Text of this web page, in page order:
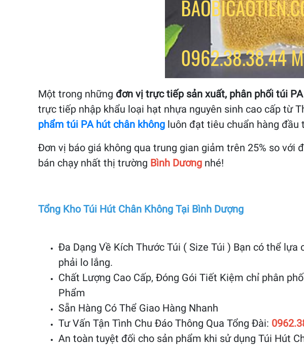
Một trong những đơn vị trực tiếp sản xuất, phân phối túi
trực tiếp nhập khẩu loại hạt nhựa nguyên sinh cao cấp từ
phẩm túi PA hút chân khôngluôn đạt tiêu chuẩn hàng đầu
Đơn vị báo giá không qua trung gian giảm trên 25% so
bán chạy nhất thị trường Bình Dươngnhé!
Tổng Kho Túi Hút Chân Không Tại Bình Dượng
Đa Dạng Về Kích Thước Túi ( Size Túi ) Bạn có thể
phải lo lắng.
Chất Lượng Cao Cấp, Đóng Gói Tiết Kiệm chỉ phân
Phẩm
Sẵn Hàng Có Thể Giao Hàng Nhanh
Tư Vấn Tận Tình Chu Đáo Thông Qua Tổng Đài:
An toàn tuyệt đối cho sản phẩm khi sử dụng Túi Hút